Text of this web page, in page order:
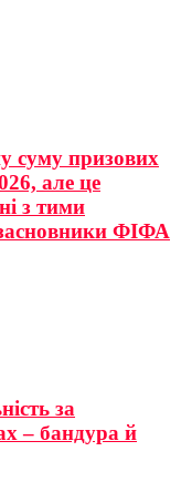
суму призових
але це
з тими
ФІФА
за
– бандура й